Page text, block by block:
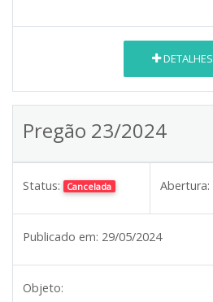
DETALHES
Pregão 23/2024
Status: Cancelada Abertura:
Publicado em: 29/05/2024
Objeto: